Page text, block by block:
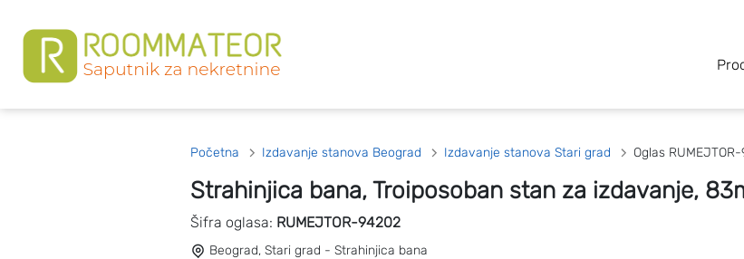
Početna Izdavanje stanova Beograd Izdavanje stanova Stari grad Oglas
Strahinjica bana, Troiposoban stan za izdavanje,
Šifra oglasa: RUMEJTOR-94202
Beograd, Stari grad - Strahinjica bana